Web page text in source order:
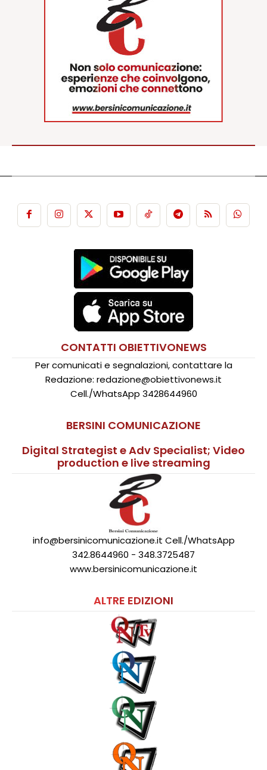
CONTATTI OBIETTIVONEWS
Per comunicati e segnalazioni, contattare la
Redazione: redazione@obiettivonews.it
Cell./WhatsApp 3428644960
BERSINI COMUNICAZIONE
Digital Strategist e Adv Specialist; Video
production e live streaming
info@bersinicomunicazione.it Cell./WhatsApp
342.8644960 - 348.3725487
www.bersinicomunicazione.it
ALTRE EDIZIONI